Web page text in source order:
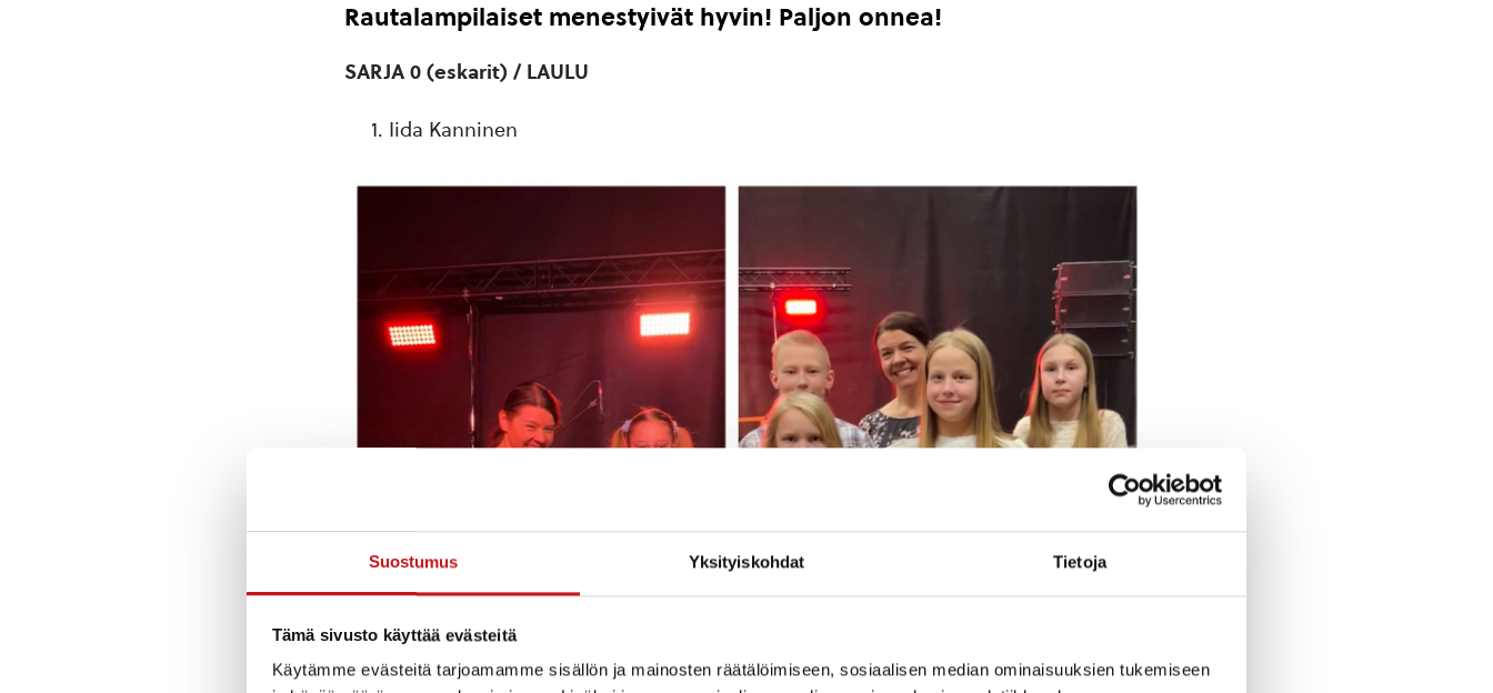
Suostumus Yksityiskohdat Tietoja
Tämä sivusto käyttää evästeitä
Käytämme evästeitä tarjoamamme sisällön ja mainosten räätälöimiseen, sosiaalisen median ominaisuuksien tukemiseen
Rautalampilaiset menestyivät hyvin! Paljon onnea!
SARJA 0 (eskarit) / LAULU
Iida Kanninen